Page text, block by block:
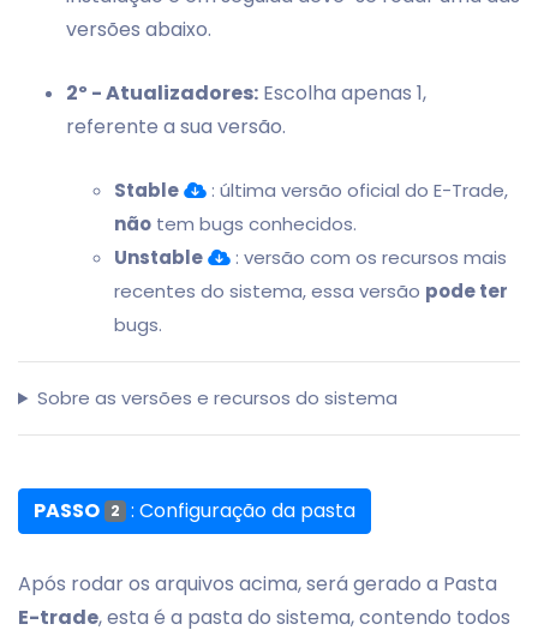
versões abaixo.
2º - Atualizadores: Escolha apenas 1,
referente a sua versão.
Stable
: última versão oficial do E-Trade,
não tem bugs conhecidos.
Unstable
: versão com os recursos mais
recentes do sistema, essa versão pode ter
bugs.
Sobre as versões e recursos do sistema
PASSO 2 : Configuração da pasta
Após rodar os arquivos acima, será gerado a Pasta
E-trade, esta é a pasta do sistema, contendo todos